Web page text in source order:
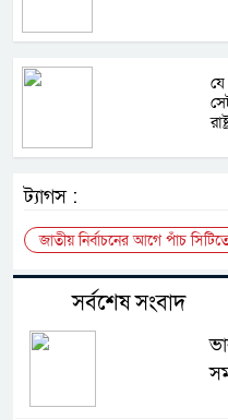
ট্যাগস :
জাতীয় নির্বাচনের আগে পাঁচ
সর্বশেষ সংবাদ